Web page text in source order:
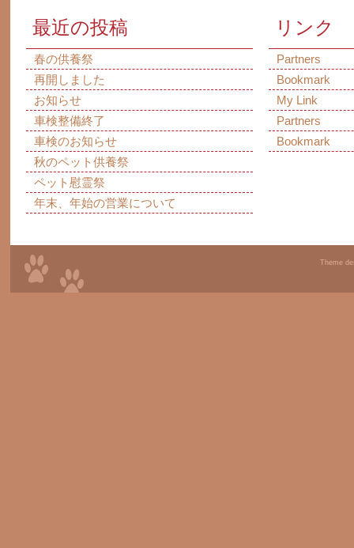
最近の投稿
春の供養祭
再開しました
お知らせ
車検整備終了
車検のお知らせ
秋のペット供養祭
ペット慰霊祭
年末、年始の営業について
リンク
Partners
Bookmark
My Link
Partners
Bookmark
Theme